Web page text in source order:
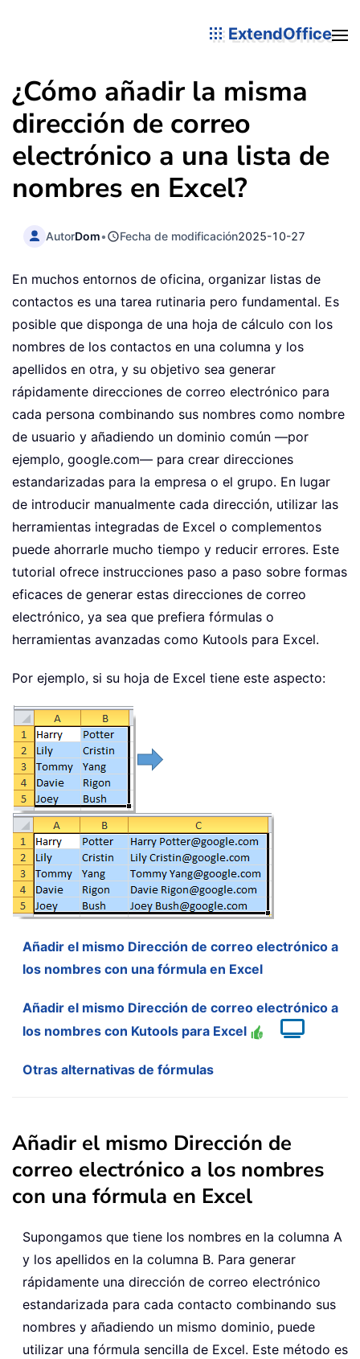
ExtendOffice
¿Cómo añadir la misma
dirección de correo
electrónico a una lista de
nombres en Excel?
AutorDom• Fecha de modificación2025-10-27
En muchos entornos de oficina, organizar listas de
contactos es una tarea rutinaria pero fundamental. Es
posible que disponga de una hoja de cálculo con los
nombres de los contactos en una columna y los
apellidos en otra, y su objetivo sea generar
rápidamente direcciones de correo electrónico para
cada persona combinando sus nombres como nombre
de usuario y añadiendo un dominio común —por
ejemplo, google.com— para crear direcciones
estandarizadas para la empresa o el grupo. En lugar
de introducir manualmente cada dirección, utilizar las
herramientas integradas de Excel o complementos
puede ahorrarle mucho tiempo y reducir errores. Este
tutorial ofrece instrucciones paso a paso sobre formas
eficaces de generar estas direcciones de correo
electrónico, ya sea que prefiera fórmulas o
herramientas avanzadas como Kutools para Excel.
Por ejemplo, si su hoja de Excel tiene este aspecto:
Añadir el mismo Dirección de correo electrónico a
los nombres con una fórmula en Excel
Añadir el mismo Dirección de correo electrónico a
los nombres con Kutools para Excel
Otras alternativas de fórmulas
Añadir el mismo Dirección de
correo electrónico a los nombres
con una fórmula en Excel
Supongamos que tiene los nombres en la columna A
y los apellidos en la columna B. Para generar
rápidamente una dirección de correo electrónico
estandarizada para cada contacto combinando sus
nombres y añadiendo un mismo dominio, puede
utilizar una fórmula sencilla de Excel. Este método es